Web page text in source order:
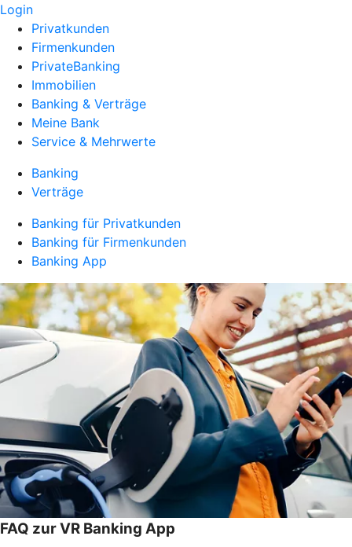
Login
Privatkunden
Firmenkunden
PrivateBanking
Immobilien
Banking & Verträge
Meine Bank
Service & Mehrwerte
Banking
Verträge
Banking für Privatkunden
Banking für Firmenkunden
Banking App
FAQ zur VR Banking App